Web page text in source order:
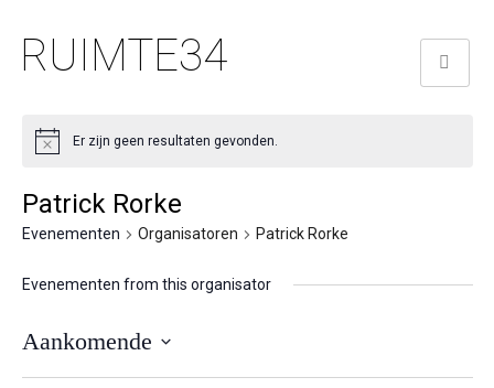
RUIMTE34
Er zijn geen resultaten gevonden.
Patrick Rorke
Evenementen Organisatoren Patrick Rorke
Evenementen from this organisator
Aankomende
Selecteer